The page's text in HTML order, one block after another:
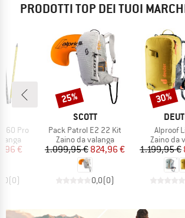
PRODOTTI TOP DEI TUOI
Pro
ridotto
€
(0)
MARCHIO
SCOTT
Articolo
Pack Patrol E2 22 Kit
Gruppo di prodotti
Zaino da valanga
Prezzo
1.099,95 €Prezzo ridotto
824,96 €
0,0(0)
Sconto
25%
Articolo
Alproof
Gruppo di
Zaino da
1.199,95 €
Sconto
30%